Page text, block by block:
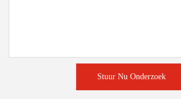
Stuur Nu Onderzoek